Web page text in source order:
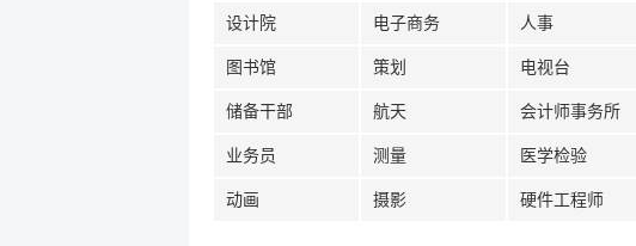
设计院 电子商务 人事
图书馆 策划 电视台
储备干部 航天 会计师事务所
业务员 测量 医学检验
动画 摄影 硬件工程师